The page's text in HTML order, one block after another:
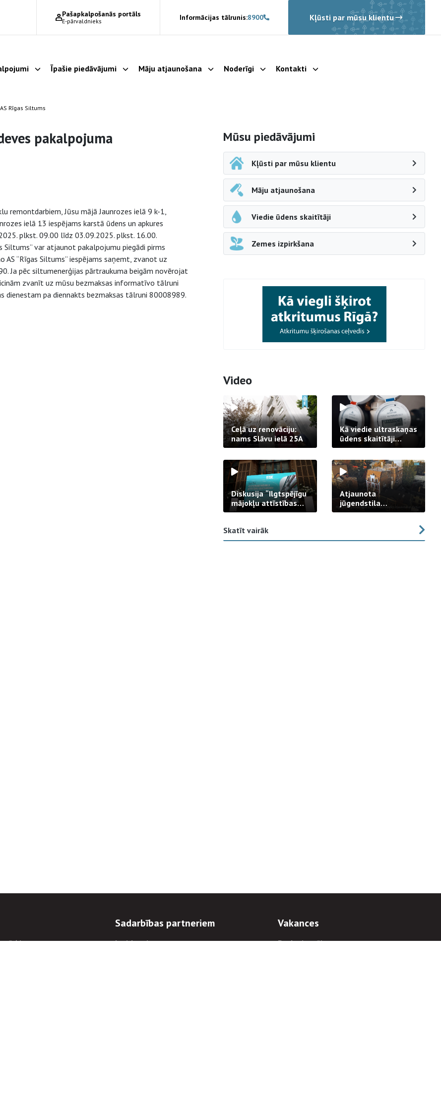
Pašapkalpošanās portāls
E-pārvaldnieks Informācijas tālrunis:8900 Kļūsti par mūsu klientu
Parādīt apakšizvēlni
Īpašie piedāvājumi Parādīt apakšizvēlni
Māju atjaunošana Parādīt apakšizvēlni
Noderīgi Parādīt apakšizvēlni
Kontakti Parādīt apakšizvēlni
Rīgas Siltums
pakalpojuma
remontdarbiem, Jūsu mājā Jaunrozes ielā 9 k-1,
ielā 13 iespējams karstā ūdens un apkures
plkst. 09.00 līdz 03.09.2025. plkst. 16.00.
Siltums” var atjaunot pakalpojumu piegādi pirms
“Rīgas Siltums” iespējams saņemt, zvanot uz
Ja pēc siltumenerģijas pārtraukuma beigām novērojat
zvanīt uz mūsu bezmaksas informatīvo tālruni
dienestam pa diennakts bezmaksas tālruni 80008989.
Sāna navigācija
Mūsu piedāvājumi
Kļūsti par mūsu klientu
Māju atjaunošana
Viedie ūdens skaitītāji
Zemes izpirkšana
Video
Ceļā uz renovāciju:
nams Slāvu ielā 25A
Kā viedie ultraskaņas
ūdens skaitītāji
strādā praksē
Diskusija “Ilgtspējīgu
mājokļu attīstības
izaicinājums”
Atjaunota
jūgendstila
arhitektūras pērles
Skatīt vairāk
Sadarbības partneriem
Iepirkumi
Vakances
Darba iespējas